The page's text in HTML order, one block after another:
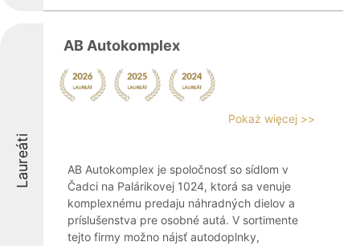
Laureáti
AB Autokomplex
Pokaż więcej >>
AB Autokomplex je spoločnosť so sídlom v
Čadci na Palárikovej 1024, ktorá sa venuje
komplexnému predaju náhradných dielov a
príslušenstva pre osobné autá. V sortimente
tejto firmy možno nájsť autodoplnky,